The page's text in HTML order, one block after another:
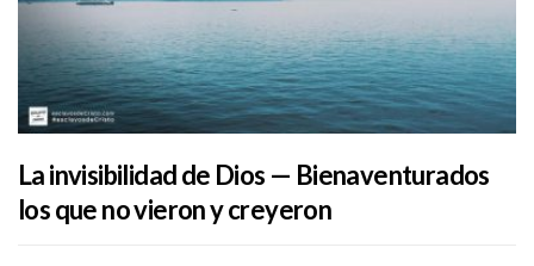
La invisibilidad de Dios — Bienaventurados
los que no vieron y creyeron